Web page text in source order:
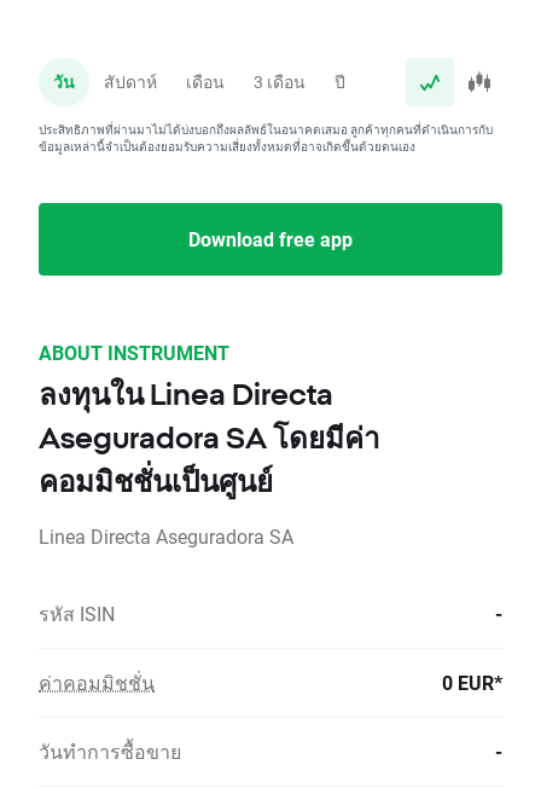
วัน สัปดาห์ เดือน 3 เดือน ปี
ประสิทธิภาพที่ผ่านมาไม่ได้บ่งบอกถึงผลลัพธ์ในอนาคตเสมอ ลูกค้าทุกคนที่ดำเนินการกับ
ข้อมูลเหล่านี้จำเป็นต้องยอมรับความเสี่ยงทั้งหมดที่อาจเกิดขึ้นด้วยตนเอง
Download free app
ABOUT INSTRUMENT
ลงทุนใน Linea Directa
Aseguradora SA โดยมีค่า
คอมมิชชั่นเป็นศูนย์
Linea Directa Aseguradora SA
รหัส ISIN -
ค่าคอมมิชชั่น 0 EUR*
วันทำการซื้อขาย -